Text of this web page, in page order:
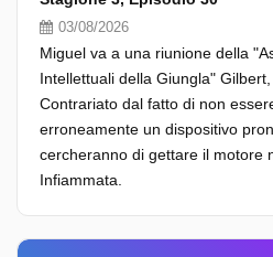
03/08/2026
Miguel va a una riunione della
Intellettuali della Giungla"
Contrariato dal fatto di non
erroneamente un dispositivo
cercheranno di gettare il motore
Infiammata.